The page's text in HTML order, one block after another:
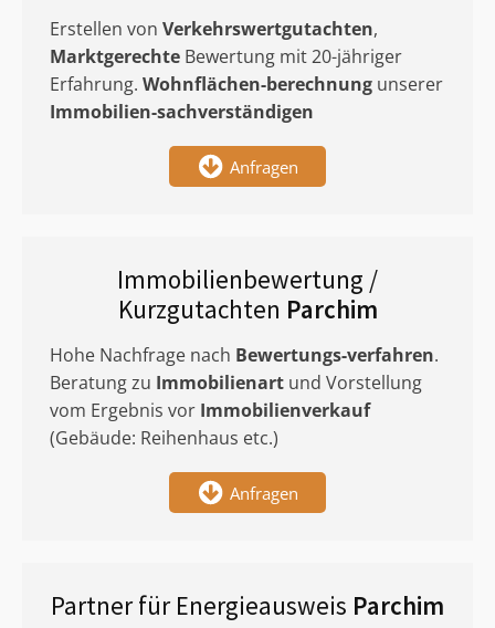
Erstellen von Verkehrswertgutachten,
Marktgerechte Bewertung mit 20-jähriger
Erfahrung. Wohnflächen-berechnung unserer
Immobilien-sachverständigen
Anfragen
Immobilienbewertung /
Kurzgutachten Parchim
Hohe Nachfrage nach Bewertungs-verfahren.
Beratung zu Immobilienart und Vorstellung
vom Ergebnis vor Immobilienverkauf
(Gebäude: Reihenhaus etc.)
Anfragen
Partner für Energieausweis Parchim